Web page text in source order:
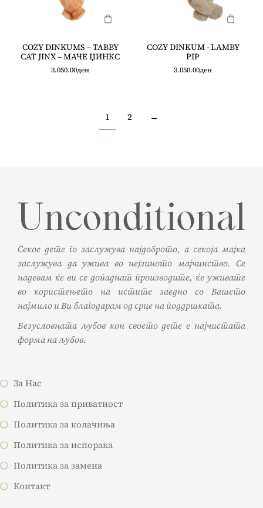
COZY DINKUMS – TABBY
CAT JINX – МАЧЕ ЏИНКС
3.050.00ден
COZY DINKUM - LAMBY
PIP
3.050.00ден
1 2 →
Секое дете го заслужува најдоброто, а секоја мајка
заслужува да ужива во нејзиното мајчинство. Се
надевам ќе ви се допаднат производите, ќе уживате
во користењето на истите заедно со Вашето
најмило и Ви благодарам од срце на поддршката.
Безусловната љубов кон своето дете е најчистата
форма на љубов.
За Нас
Политика за приватност
Политика за колачиња
Политика за испорака
Политика за замена
Контакт